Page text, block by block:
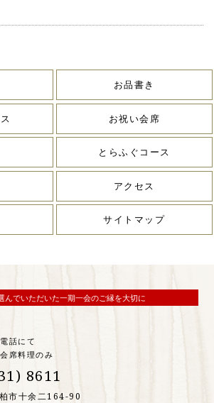
お品書き
お祝い会席
とらふぐコース
アクセス
サイトマップ
んでいただいた一期一会のご縁を大切に
話にて
席料理のみ
8611
市十余二164-90